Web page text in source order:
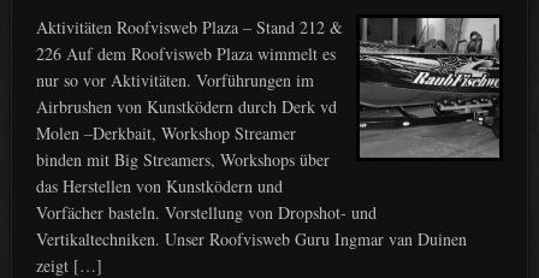
Aktivitäten Roofvisweb Plaza – Stand 212 &
226 Auf dem Roofvisweb Plaza wimmelt es
nur so vor Aktivitäten. Vorführungen im
Airbrushen von Kunstködern durch Derk vd
Molen –Derkbait, Workshop Streamer
binden mit Big Streamers, Workshops über
das Herstellen von Kunstködern und
Vorfächer basteln. Vorstellung von Dropshot- und
Vertikaltechniken. Unser Roofvisweb Guru Ingmar van Duinen
zeigt […]